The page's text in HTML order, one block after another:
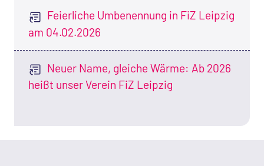
Feierliche Umbenennung in FiZ Leipzig
am 04.02.2026
Neuer Name, gleiche Wärme: Ab 2026
heißt unser Verein FiZ Leipzig